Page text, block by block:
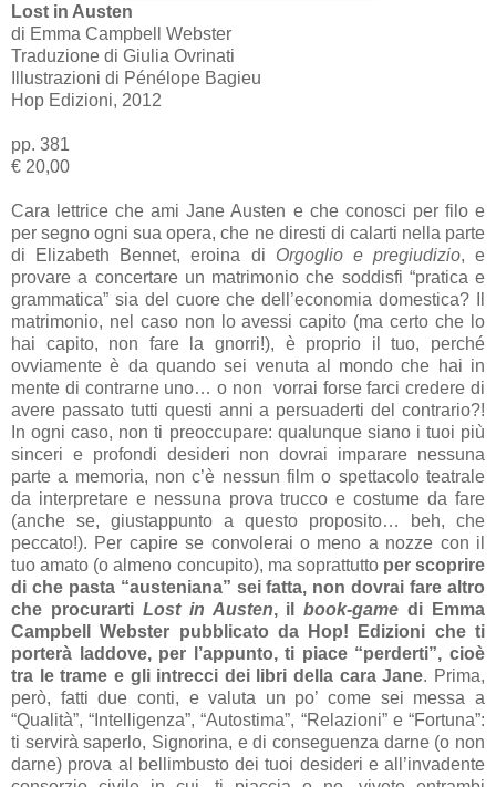
Lost in Austen
di Emma Campbell Webster
Traduzione di Giulia Ovrinati
Illustrazioni di Pénélope Bagieu
Hop Edizioni, 2012
pp. 381
€ 20,00
Cara lettrice che ami Jane Austen e che conosci per filo e
per segno ogni sua opera, che ne diresti di calarti nella parte
di Elizabeth Bennet, eroina di Orgoglio e pregiudizio, e
provare a concertare un matrimonio che soddisfi “pratica e
grammatica” sia del cuore che dell’economia domestica? Il
matrimonio, nel caso non lo avessi capito (ma certo che lo
hai capito, non fare la gnorri!), è proprio il tuo, perché
ovviamente è da quando sei venuta al mondo che hai in
mente di contrarne uno… o non vorrai forse farci credere di
avere passato tutti questi anni a persuaderti del contrario?!
In ogni caso, non ti preoccupare: qualunque siano i tuoi più
sinceri e profondi desideri non dovrai imparare nessuna
parte a memoria, non c’è nessun film o spettacolo teatrale
da interpretare e nessuna prova trucco e costume da fare
(anche se, giustappunto a questo proposito… beh, che
peccato!). Per capire se convolerai o meno a nozze con il
tuo amato (o almeno concupito), ma soprattutto per scoprire
di che pasta “austeniana” sei fatta, non dovrai fare altro
che procurarti Lost in Austen, ilbook-game di Emma
Campbell Webster pubblicato da Hop! Edizioni che ti
porterà laddove, per l’appunto, ti piace “perderti”, cioè
tra le trame e gli intrecci dei libri della cara Jane. Prima,
però, fatti due conti, e valuta un po’ come sei messa a
“Qualità”, “Intelligenza”, “Autostima”, “Relazioni” e “Fortuna”:
ti servirà saperlo, Signorina, e di conseguenza darne (o non
darne) prova al bellimbusto dei tuoi desideri e all’invadente